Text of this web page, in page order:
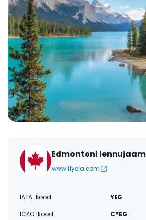
Edmontoni lennujaam
www.flyeia.com
IATA-kood
YEG
ICAO-kood
CYEG